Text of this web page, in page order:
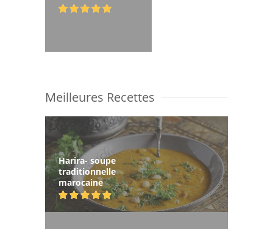
Meilleures Recettes
Harira- soupe
traditionnelle
marocaine